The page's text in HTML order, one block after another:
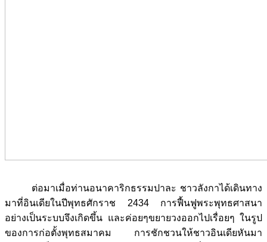
ต่อมาเมื่อท่านอนาคาริกธรรมปาละ ชาวลังกาได้เดินทาง
มาที่อินเดียในปีพุทธศักราช 2434 การฟื้นฟูพระพุทธศาสนา
อย่างเป็นระบบจึงเกิดขึ้น และค่อยๆขยายวงออกไปเรื่อยๆ ในรูป
ของการก่อตั้งพุทธสมาคม การชักชวนให้ชาวอินเดียหันมา